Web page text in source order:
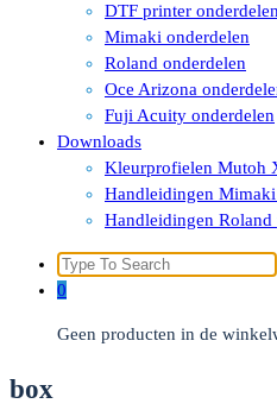
DTF printer onderdelen
Mimaki onderdelen
Roland onderdelen
Oce Arizona
Fuji Acuity onderdelen
Downloads
Kleurprofielen Mutoh
Handleidingen
Handleidingen Roland
Search
for:
0
Geen producten in de
box